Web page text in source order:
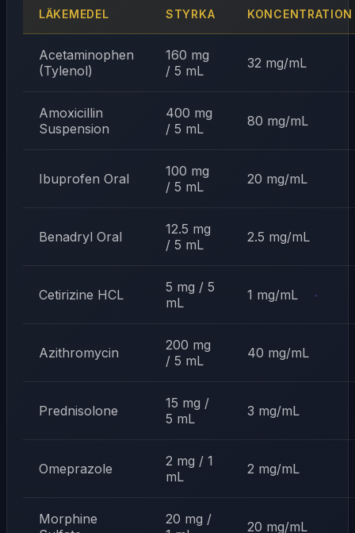
LÄKEMEDEL STYRKA KONCENTRATION
Acetaminophen
(Tylenol)
160 mg
/ 5 mL
32 mg/mL
Amoxicillin
Suspension
400 mg
/ 5 mL
80 mg/mL
Ibuprofen Oral
100 mg
/ 5 mL
20 mg/mL
Benadryl Oral
12.5 mg
/ 5 mL
2.5 mg/mL
Cetirizine HCL
5 mg / 5
mL
1 mg/mL
Azithromycin
200 mg
/ 5 mL
40 mg/mL
Prednisolone
15 mg /
5 mL
3 mg/mL
Omeprazole
2 mg / 1
mL
2 mg/mL
Morphine
20 mg /
20 mg/mL